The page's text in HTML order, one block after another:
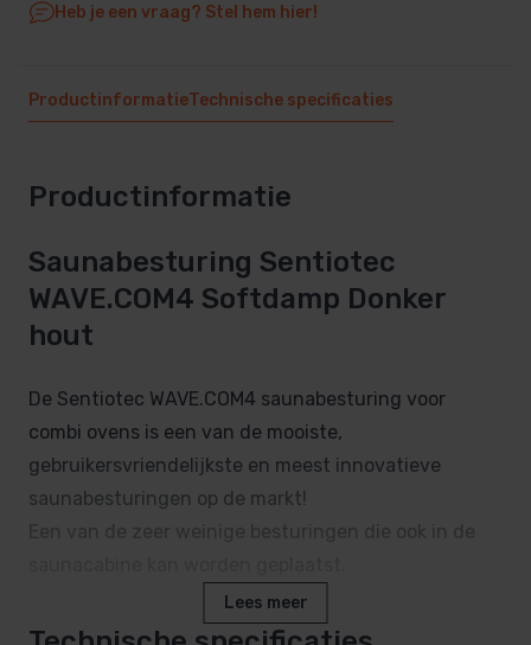
Heb je een vraag? Stel hem hier!
ProductinformatieTechnische specificaties
Productinformatie
Saunabesturing Sentiotec
WAVE.COM4 Softdamp Donker
hout
De Sentiotec WAVE.COM4 saunabesturing voor
combi ovens is een van de mooiste,
gebruikersvriendelijkste en meest innovatieve
saunabesturingen op de markt!
Een van de zeer weinige besturingen die ook in de
Kenmerken:
Lees meer